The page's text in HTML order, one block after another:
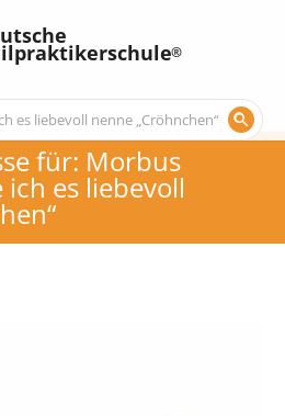
für: Morbus
es liebevoll